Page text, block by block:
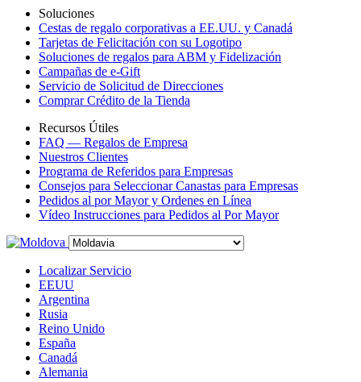
Soluciones
Cestas de regalo corporativas a EE.UU. y Canadá
Tarjetas de Felicitación con su Logotipo
Soluciones de regalos para ABM y Fidelización
Campañas de e-Gift
Servicio de Solicitud de Direcciones
Comprar Crédito de la Tienda
Recursos Útiles
FAQ — Regalos de Empresa
Nuestros Clientes
Programa de Referidos para Empresas
Consejos para Seleccionar Canastas para Empresas
Pedidos al por Mayor y Ordenes en Línea
Vídeo Instrucciones para Pedidos al Por Mayor
Localizar Servicio
EEUU
Argentina
Rusia
Reino Unido
España
Canadá
Alemania